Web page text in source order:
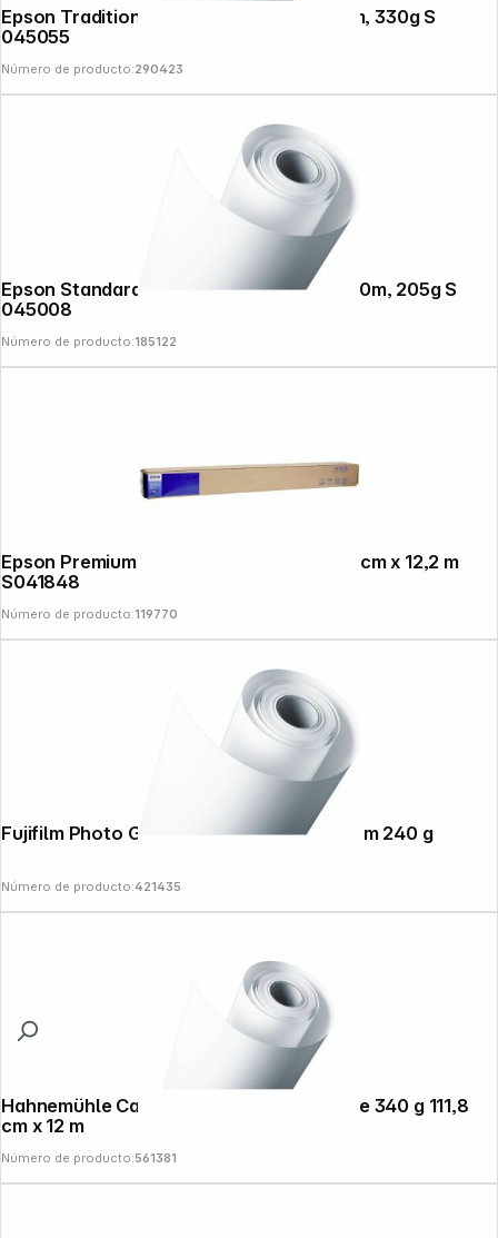
Epson Traditional Papel foto 61 cm x 15 m, 330g S
045055
Número de producto:290423
Epson Standard Proofing Paper 61cm x 50m, 205g S
045008
Número de producto:185122
Epson Premium Canvas Satin 350 g 111,8 cm x 12,2 m
S041848
Número de producto:119770
Fujifilm Photo Glossy Papel 305 mm x 30 m 240 g
Número de producto:421435
Hahnemühle Canvas Artist matt nat.white 340 g 111,8
cm x 12 m
Número de producto:561381